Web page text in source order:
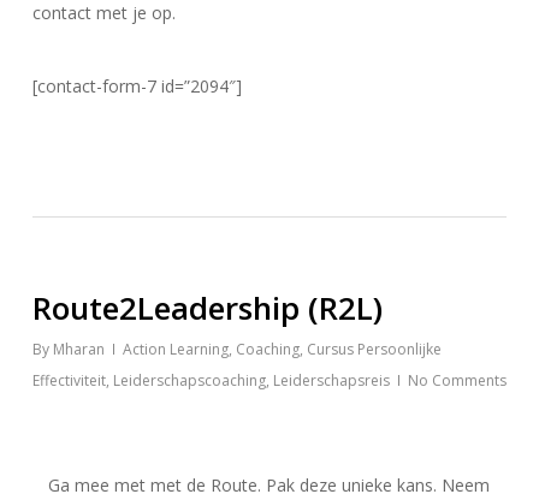
contact met je op.
[contact-form-7 id=”2094″]
Route2Leadership (R2L)
By Mharan Action Learning, Coaching, Cursus Persoonlijke
Effectiviteit, Leiderschapscoaching, Leiderschapsreis No Comments
Ga mee met met de Route. Pak deze unieke kans. Neem